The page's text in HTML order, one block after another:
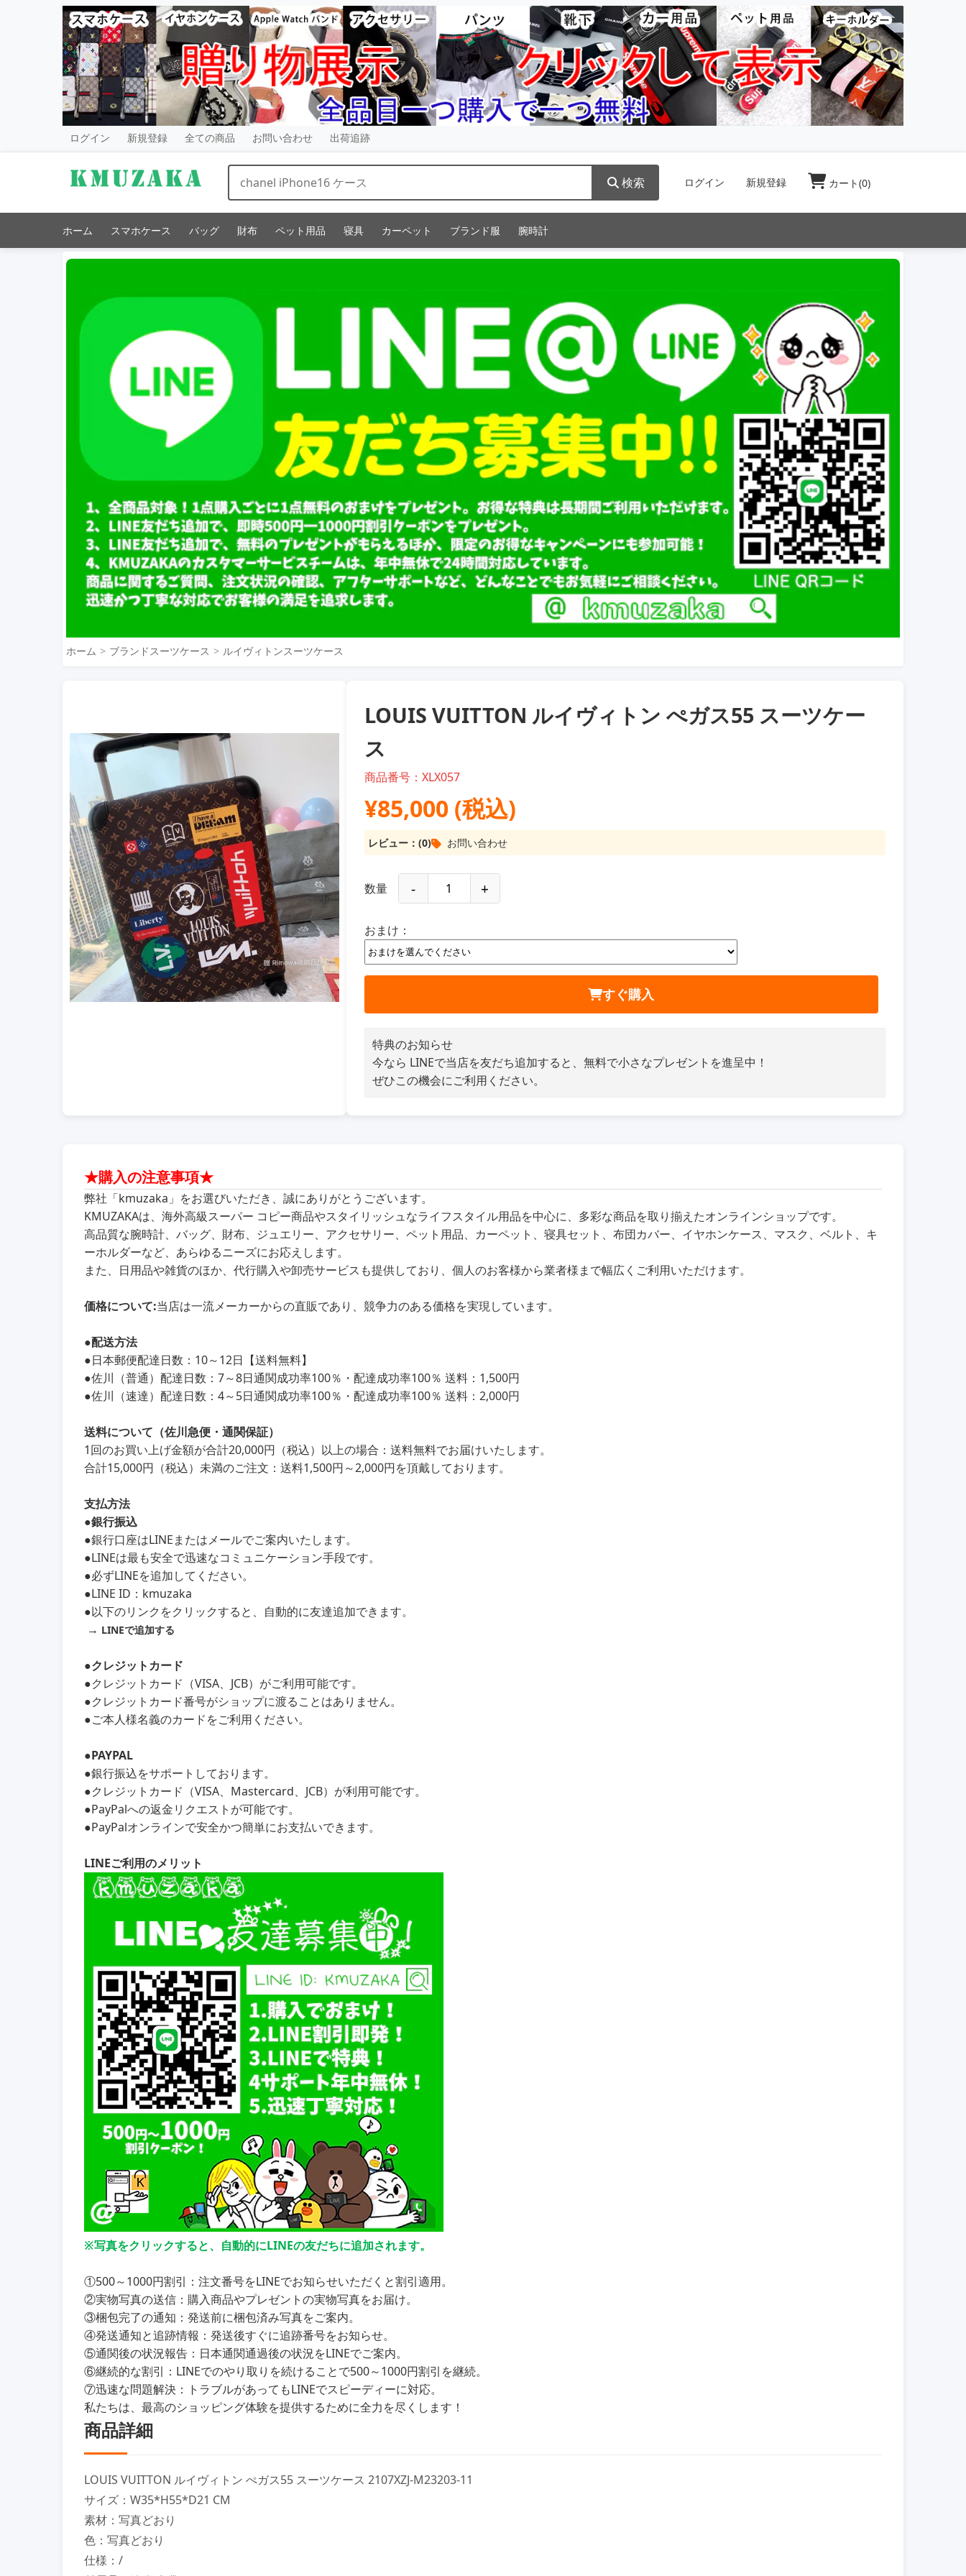
ログイン 新規登録 全ての商品 お問い合わせ 出荷追跡
検索 ログイン 新規登録 カート(0)
ホーム スマホケース バッグ 財布 ペット用品 寝具 カーペット ブランド服 腕時計
ホーム ブランドスーツケース ルイヴィトンスーツケース
LOUIS VUITTON ルイヴィトン ぺガス55 スーツケー
ス
商品番号：XLX057
¥85,000 (税込)
レビュー：(0) お問い合わせ
数量 - +
おまけ：
すぐ購入
特典のお知らせ
今なら LINEで当店を友だち追加すると、無料で小さなプレゼントを進呈中！
ぜひこの機会にご利用ください。
★購入の注意事項★
弊社「kmuzaka」をお選びいただき、誠にありがとうございます。
KMUZAKAは、海外高級スーパー コピー商品やスタイリッシュなライフスタイル用品を中心に、多彩な商品を取り揃えたオンラインショップです。
高品質な腕時計、バッグ、財布、ジュエリー、アクセサリー、ペット用品、カーペット、寝具セット、布団カバー、イヤホンケース、マスク、ベルト、キ
ーホルダーなど、あらゆるニーズにお応えします。
また、日用品や雑貨のほか、代行購入や卸売サービスも提供しており、個人のお客様から業者様まで幅広くご利用いただけます。
価格について:当店は一流メーカーからの直販であり、競争力のある価格を実現しています。
●配送方法
●日本郵便配達日数：10～12日【送料無料】
●佐川（普通）配達日数：7～8日通関成功率100％・配達成功率100％ 送料：1,500円
●佐川（速達）配達日数：4～5日通関成功率100％・配達成功率100％ 送料：2,000円
送料について（佐川急便・通関保証）
1回のお買い上げ金額が合計20,000円（税込）以上の場合：送料無料でお届けいたします。
合計15,000円（税込）未満のご注文：送料1,500円～2,000円を頂戴しております。
支払方法
●銀行振込
●銀行口座はLINEまたはメールでご案内いたします。
●LINEは最も安全で迅速なコミュニケーション手段です。
●必ずLINEを追加してください。
●LINE ID：kmuzaka
●以下のリンクをクリックすると、自動的に友達追加できます。
→ LINEで追加する
●クレジットカード
●クレジットカード（VISA、JCB）がご利用可能です。
●クレジットカード番号がショップに渡ることはありません。
●ご本人様名義のカードをご利用ください。
●PAYPAL
●銀行振込をサポートしております。
●クレジットカード（VISA、Mastercard、JCB）が利用可能です。
●PayPalへの返金リクエストが可能です。
●PayPalオンラインで安全かつ簡単にお支払いできます。
LINEご利用のメリット
※写真をクリックすると、自動的にLINEの友だちに追加されます。
①500～1000円割引：注文番号をLINEでお知らせいただくと割引適用。
②実物写真の送信：購入商品やプレゼントの実物写真をお届け。
③梱包完了の通知：発送前に梱包済み写真をご案内。
④発送通知と追跡情報：発送後すぐに追跡番号をお知らせ。
⑤通関後の状況報告：日本通関通過後の状況をLINEでご案内。
⑥継続的な割引：LINEでのやり取りを続けることで500～1000円割引を継続。
⑦迅速な問題解決：トラブルがあってもLINEでスピーディーに対応。
私たちは、最高のショッピング体験を提供するために全力を尽くします！
商品詳細
LOUIS VUITTON ルイヴィトン ぺガス55 スーツケース 2107XZJ-M23203-11
サイズ：W35*H55*D21 CM
素材：写真どおり
色：写真どおり
仕様：/